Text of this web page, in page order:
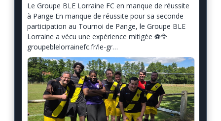
Le Groupe BLE Lorraine FC en manque de réussite
à Pange En manque de réussite pour sa seconde
participation au Tournoi de Pange, le Groupe BLE
Lorraine a vécu une expérience mitigée ⚽️🦅
groupeblelorrainefc.fr/le-gr…